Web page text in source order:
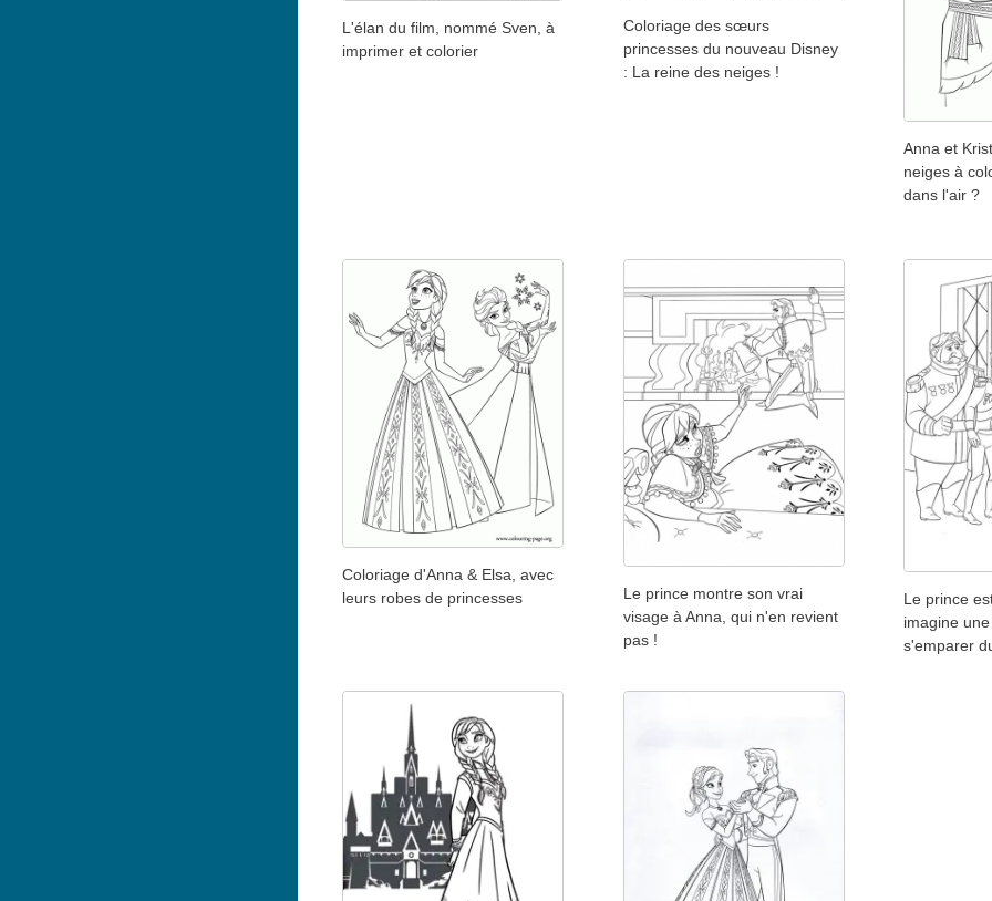
L'élan du film, nommé Sven, à
imprimer et colorier
Coloriage des sœurs
princesses du nouveau Disney
: La reine des neiges !
Anna et
neiges à
dans l'air ?
Coloriage d'Anna & Elsa, avec
leurs robes de princesses
Le prince montre son vrai
visage à Anna, qui n'en revient
pas !
Le prince
imagine
s'emparer